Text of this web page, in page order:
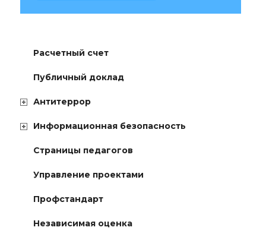
Расчетный счет
Публичный доклад
Антитеррор
Информационная безопасность
Страницы педагогов
Управление проектами
Профстандарт
Независимая оценка